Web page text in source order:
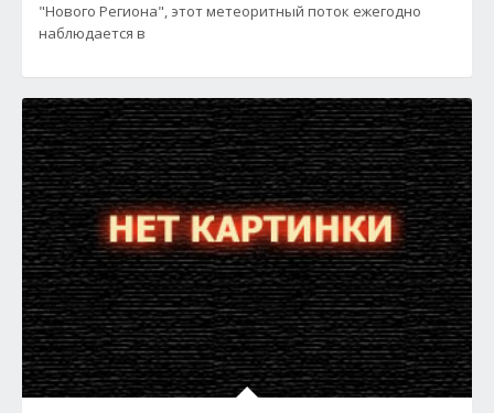
"Нового Региона", этот метеоритный поток ежегодно
наблюдается в